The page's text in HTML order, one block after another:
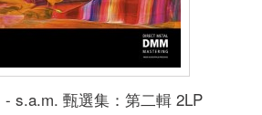
- s.a.m. 甄選集：第二輯 2LP